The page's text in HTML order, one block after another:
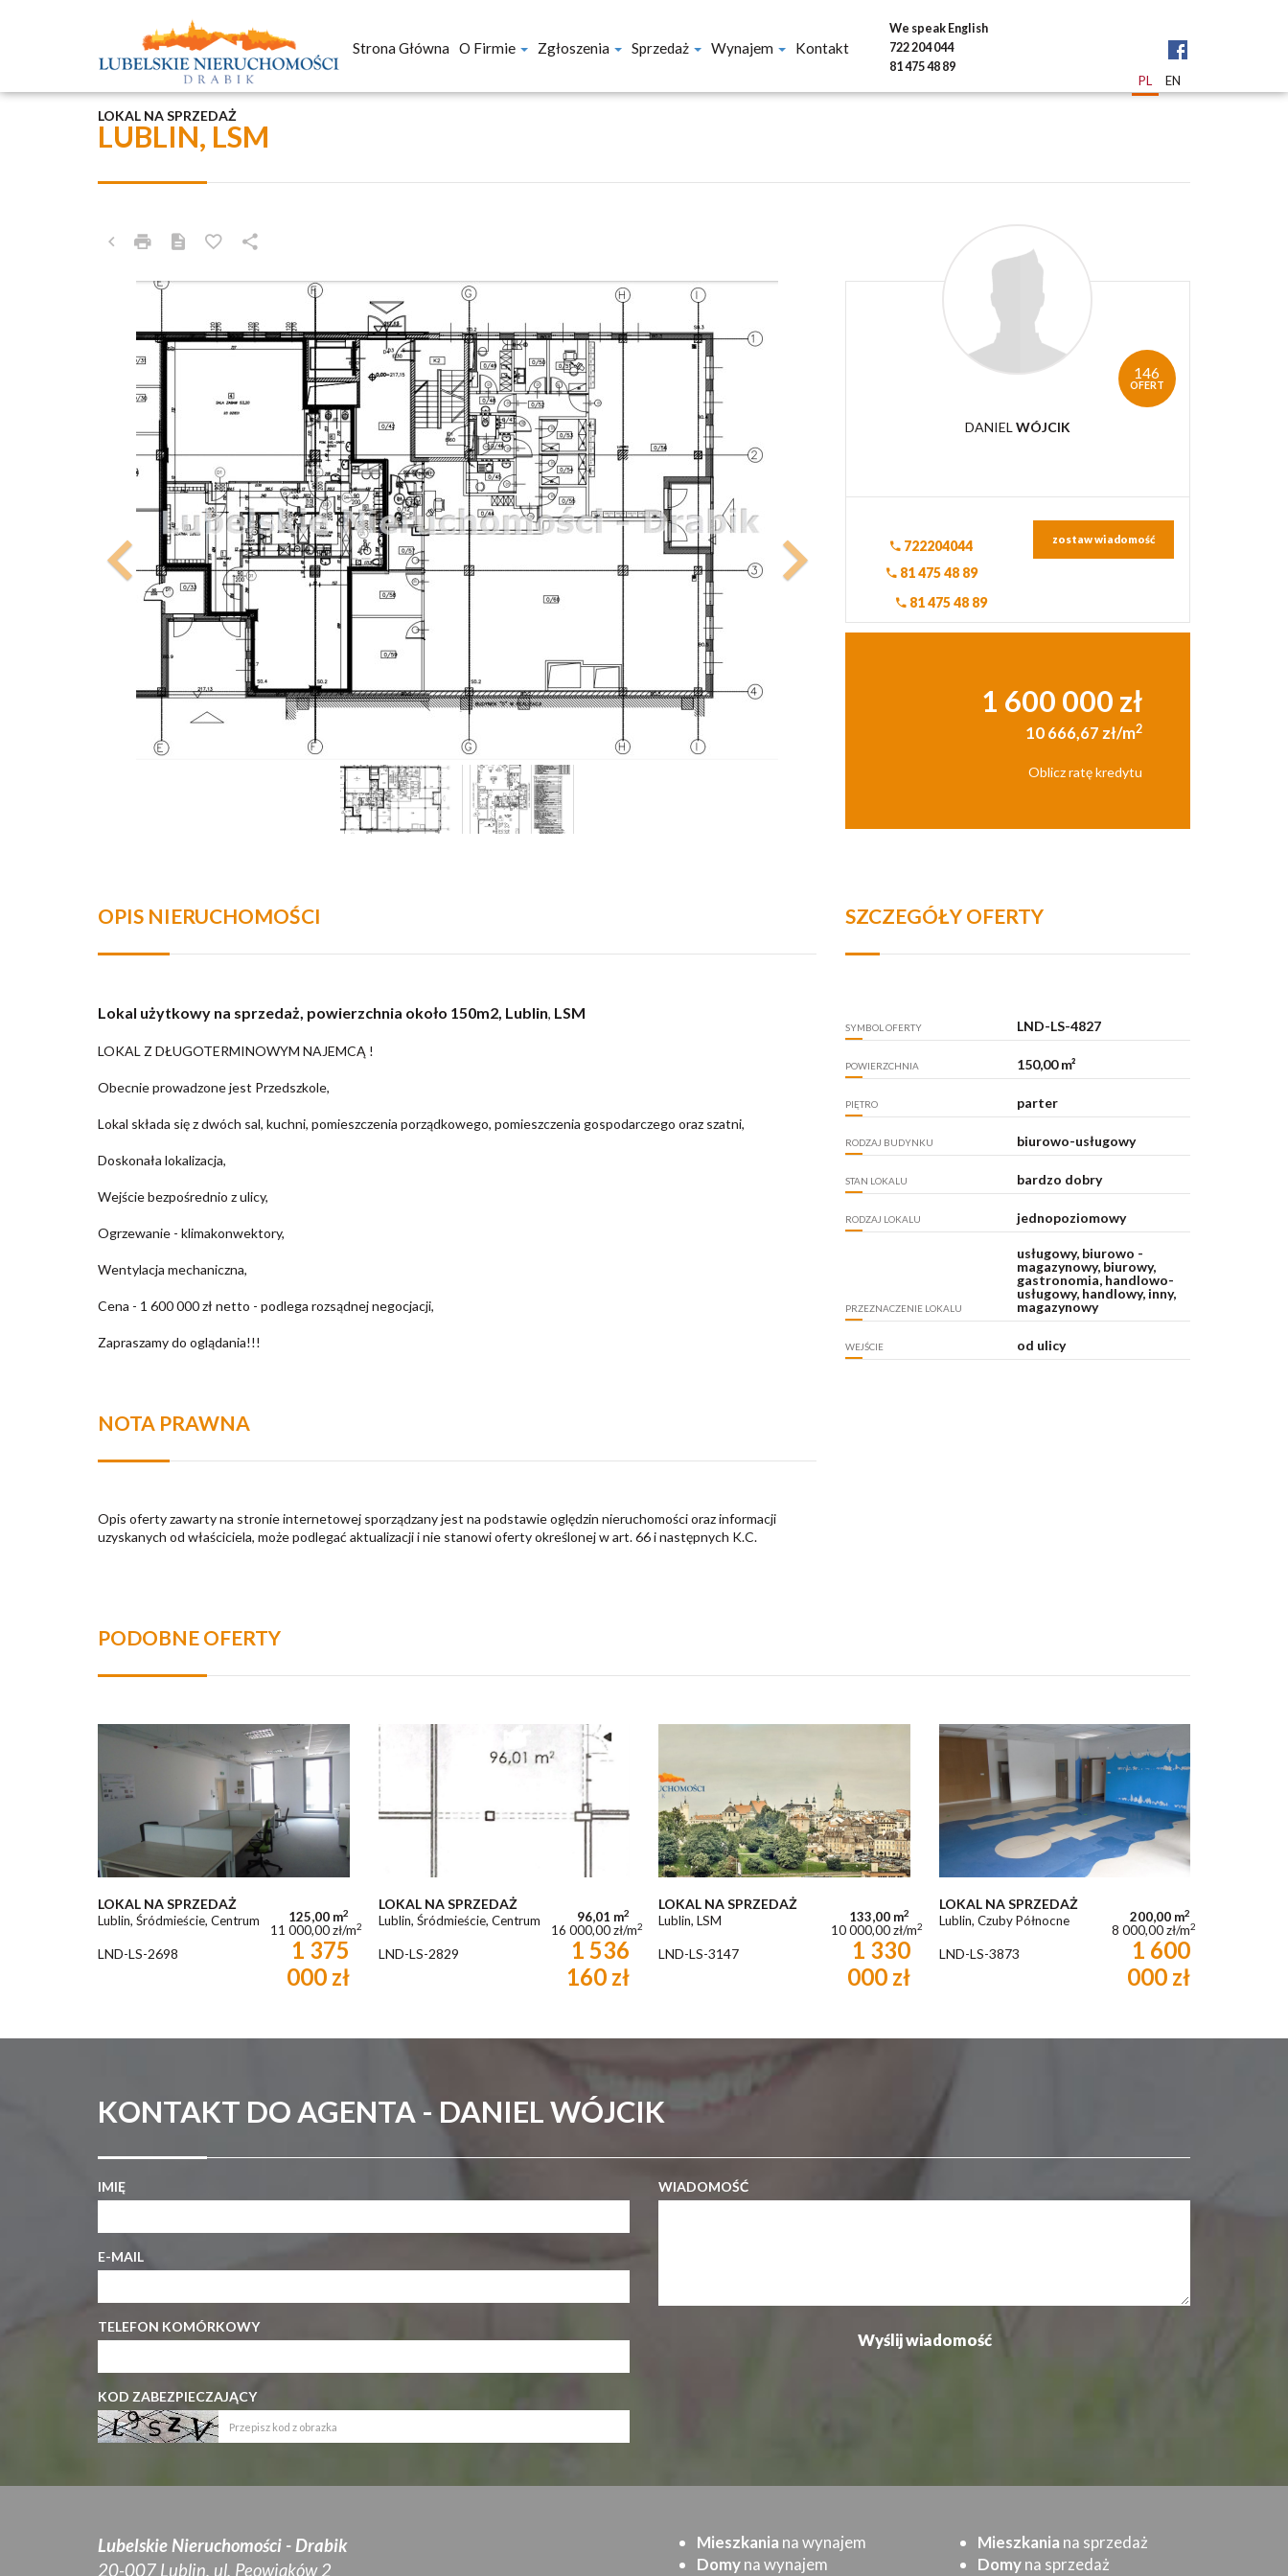
Strona Główna O Firmie Zgłoszenia Sprzedaż Wynajem Kontakt
We speak English
722 204 044
81 475 48 89
PL EN
LUBLIN, LSM
LOKAL NA SPRZEDAŻ
146
OFERT
DANIEL WÓJCIK
722204044
81 475 48 89
81 475 48 89
zostaw wiadomość
1 600 000 zł
10 666,67 zł/m2
Oblicz ratę kredytu
OPIS NIERUCHOMOŚCI
Lokal użytkowy na sprzedaż, powierzchnia około 150m2, Lublin, LSM
LOKAL Z DŁUGOTERMINOWYM NAJEMCĄ !
Obecnie prowadzone jest Przedszkole,
Lokal składa się z dwóch sal, kuchni, pomieszczenia porządkowego, pomieszczenia gospodarczego oraz szatni,
Doskonała lokalizacja,
Wejście bezpośrednio z ulicy,
Ogrzewanie - klimakonwektory,
Wentylacja mechaniczna,
Cena - 1 600 000 zł netto - podlega rozsądnej negocjacji,
Zapraszamy do oglądania!!!
NOTA PRAWNA
Opis oferty zawarty na stronie internetowej sporządzany jest na podstawie oględzin nieruchomości oraz informacji
uzyskanych od właściciela, może podlegać aktualizacji i nie stanowi oferty określonej w art. 66 i następnych K.C.
SZCZEGÓŁY OFERTY
SYMBOL OFERTY LND-LS-4827
POWIERZCHNIA 150,00 m²
PIĘTRO parter
RODZAJ BUDYNKU biurowo-usługowy
STAN LOKALU bardzo dobry
RODZAJ LOKALU jednopoziomowy
PRZEZNACZENIE LOKALU
usługowy, biurowo -
magazynowy, biurowy,
gastronomia, handlowo-
usługowy, handlowy, inny,
magazynowy
WEJŚCIE od ulicy
PODOBNE OFERTY
LOKAL NA SPRZEDAŻ
Lublin, Śródmieście, Centrum 125,00 m2
11 000,00 zł/m2
LND-LS-2698
1 375
000 zł
LOKAL NA SPRZEDAŻ
Lublin, Śródmieście, Centrum 96,01 m2
16 000,00 zł/m2
LND-LS-2829
1 536
160 zł
LOKAL NA SPRZEDAŻ
Lublin, LSM 133,00 m2
10 000,00 zł/m2
LND-LS-3147
1 330
000 zł
LOKAL NA SPRZEDAŻ
Lublin, Czuby Północne 200,00 m2
8 000,00 zł/m2
LND-LS-3873
1 600
000 zł
KONTAKT DO AGENTA - DANIEL WÓJCIK
IMIĘ
E-MAIL
TELEFON KOMÓRKOWY
KOD ZABEZPIECZAJĄCY
WIADOMOŚĆ
Lubelskie Nieruchomości - Drabik
20-007 Lublin, ul. Peowiaków 2
Mieszkania na wynajem
Domyna wynajem
Mieszkania na sprzedaż
Domyna sprzedaż